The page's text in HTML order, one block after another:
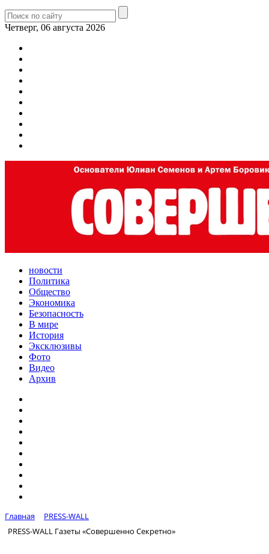
Четверг, 06 августа 2026
новости
Политика
Общество
Экономика
Безопасность
В мире
История
Эксклюзивы
Фото
Видео
Архив
Главная
PRESS-WALL
PRESS-WALL Газеты «Совершенно Секретно»